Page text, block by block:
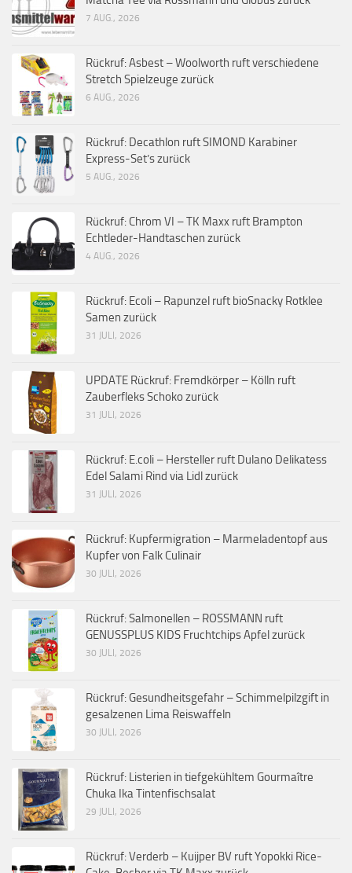
7 AUG., 2026
Rückruf: Asbest – Woolworth ruft verschiedene
Stretch Spielzeuge zurück
6 AUG., 2026
Rückruf: Decathlon ruft SIMOND Karabiner
Express-Set’s zurück
5 AUG., 2026
Rückruf: Chrom VI – TK Maxx ruft Brampton
Echtleder-Handtaschen zurück
4 AUG., 2026
Rückruf: Ecoli – Rapunzel ruft bioSnacky Rotklee
Samen zurück
31 JULI, 2026
UPDATE Rückruf: Fremdkörper – Kölln ruft
Zauberfleks Schoko zurück
31 JULI, 2026
Rückruf: E.coli – Hersteller ruft Dulano Delikatess
Edel Salami Rind via Lidl zurück
31 JULI, 2026
Rückruf: Kupfermigration – Marmeladentopf aus
Kupfer von Falk Culinair
30 JULI, 2026
Rückruf: Salmonellen – ROSSMANN ruft
GENUSSPLUS KIDS Fruchtchips Apfel zurück
30 JULI, 2026
Rückruf: Gesundheitsgefahr – Schimmelpilzgift in
gesalzenen Lima Reiswaffeln
30 JULI, 2026
Rückruf: Listerien in tiefgekühltem Gourmaître
Chuka Ika Tintenfischsalat
29 JULI, 2026
Rückruf: Verderb – Kuijper BV ruft Yopokki Rice-